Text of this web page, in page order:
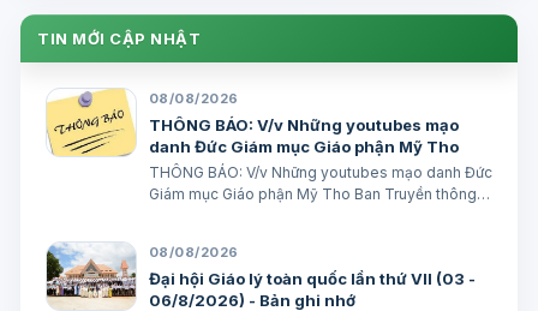
do Đức Hồng y Quốc vụ khanh Tòa
Thánh …
TIN MỚI CẬP NHẬT
08/08/2026
THÔNG BÁO: V/v Những youtubes mạo
danh Đức Giám mục Giáo phận Mỹ Tho
THÔNG BÁO: V/v Những youtubes mạo danh Đức
Giám mục Giáo phận Mỹ Tho Ban Truyền thông
Những youtubes mạo danh Đức Giám mục Giáo
phận Mỹ Tho Những…
08/08/2026
Đại hội Giáo lý toàn quốc lần thứ VII (03 -
06/8/2026) - Bản ghi nhớ